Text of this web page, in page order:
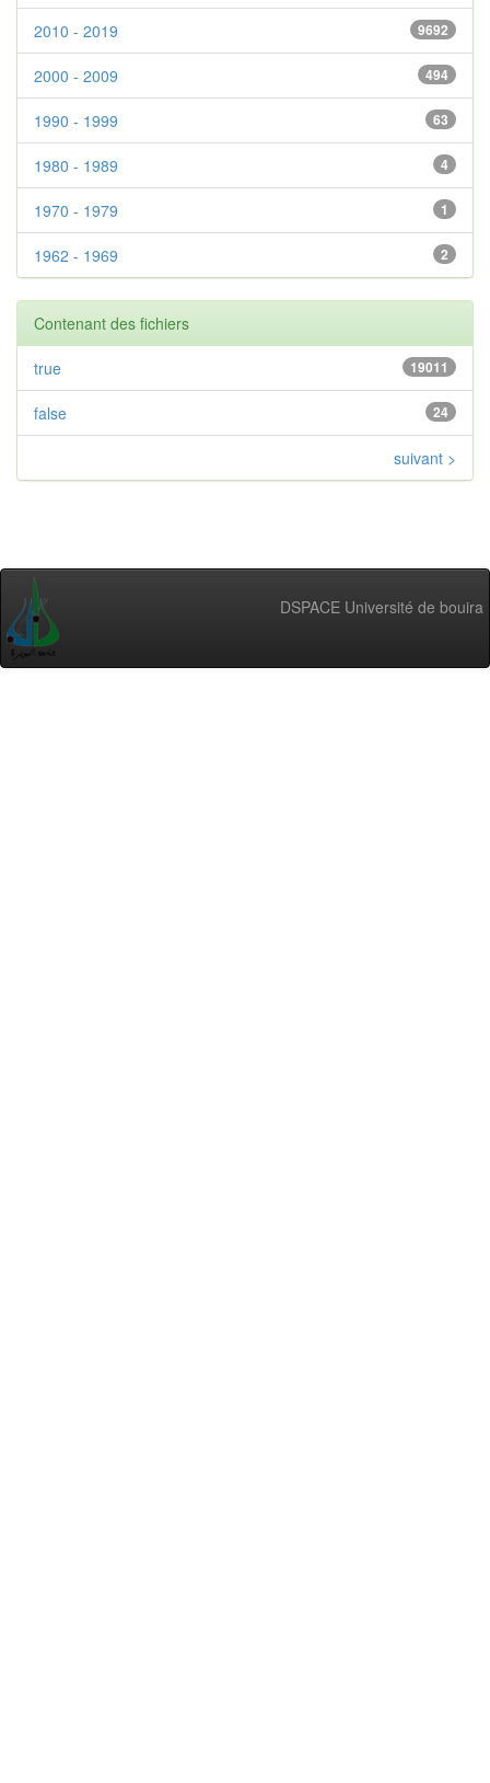
9692
2010 - 2019
494
2000 - 2009
63
1990 - 1999
4
1980 - 1989
1
1970 - 1979
2
1962 - 1969
Contenant des fichiers
19011
true
24
false
suivant >
DSPACE Université de bouira